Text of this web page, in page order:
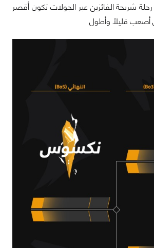
شريحة الفائزين عبر الجولات تكون أقصر
أصعب قليلاً وأطول